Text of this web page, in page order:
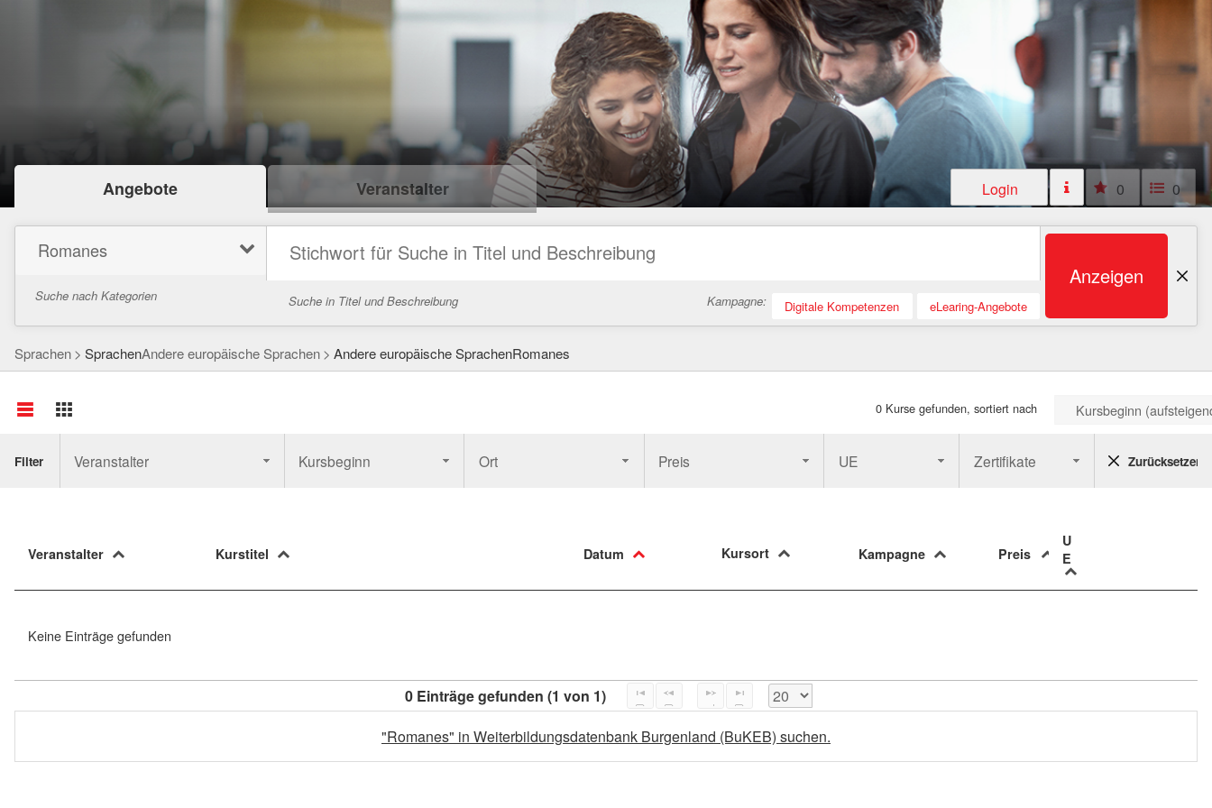
Login 0 0
Angebote Veranstalter
Romanes
Suche nach Kategorien Suche in Titel und Beschreibung Kampagne: Digitale Kompetenzen eLearing-Angebote
Anzeigen
Sprachen SprachenAndere europäische Sprachen Andere europäische SprachenRomanes
0 Kurse gefunden, sortiert nach Kursbeginn
Filter Veranstalter Kursbeginn Ort Preis UE Zertifikate Zurücksetzen
Veranstalter Kurstitel Datum Kursort Kampagne Preis
U
E
Keine Einträge gefunden
0 Einträge gefunden (1 von 1)
"Romanes" in Weiterbildungsdatenbank Burgenland (BuKEB) suchen.